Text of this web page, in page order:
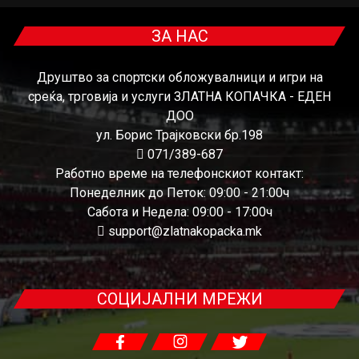
ЗА НАС
Друштво за спортски обложувалници и игри на
среќа, трговија и услуги ЗЛАТНА КОПАЧКА - ЕДЕН
ДОО
ул. Борис Трајковски бр.198
071/389-687
Работно време на телефонскиот контакт:
Понеделник до Петок: 09:00 - 21:00ч
Сабота и Недела: 09:00 - 17:00ч
support@zlatnakopacka.mk
СОЦИЈАЛНИ МРЕЖИ